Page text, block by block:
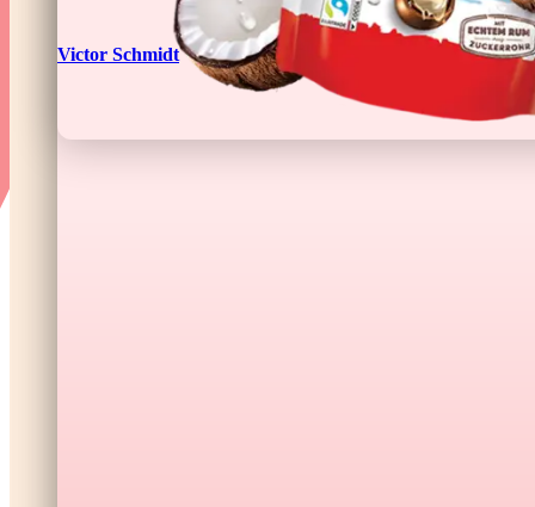
Victor Schmidt